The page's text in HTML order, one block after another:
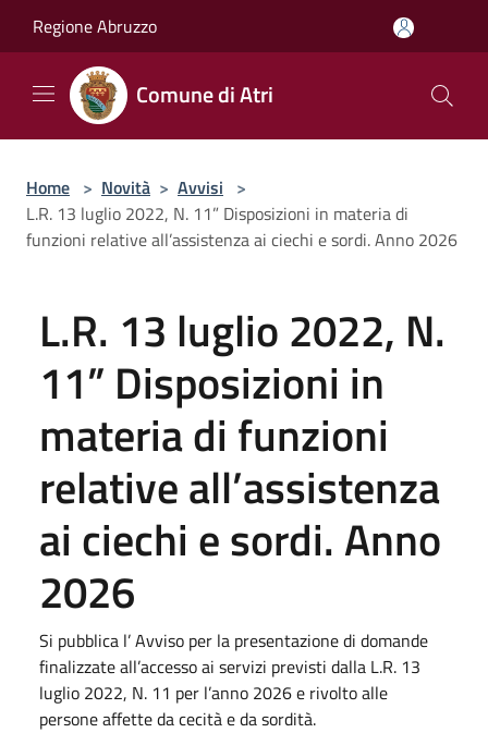
Regione Abruzzo
Comune di Atri
Home > Novità > Avvisi >
L.R. 13 luglio 2022, N. 11” Disposizioni in materia di
funzioni relative all’assistenza ai ciechi e sordi. Anno 2026
L.R. 13 luglio 2022, N.
11” Disposizioni in
materia di funzioni
relative all’assistenza
ai ciechi e sordi. Anno
2026
Si pubblica l’ Avviso per la presentazione di domande
finalizzate all’accesso ai servizi previsti dalla L.R. 13
luglio 2022, N. 11 per l’anno 2026 e rivolto alle
persone affette da cecità e da sordità.